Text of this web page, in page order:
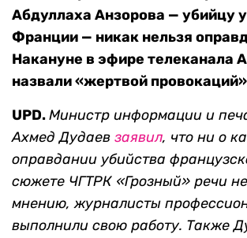
Абдуллаха Анзорова — убийцу
Франции — никак нельзя
Накануне в эфире телеканала
назвали «жертвой
UPD.Министр информации и
Ахмед Дудаев заявил, что ни о
оправдании убийства
сюжете ЧГТРК «Грозный» речи
мнению, журналисты
выполнили свою работу. Также